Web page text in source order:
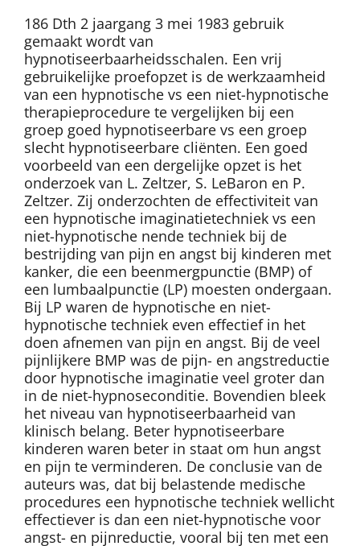
186 Dth 2 jaargang 3 mei 1983 gebruik
gemaakt wordt van
hypnotiseerbaarheidsschalen. Een vrij
gebruikelijke proefopzet is de werkzaamheid
van een hypnotische vs een niet-hypnotische
therapieprocedure te vergelijken bij een
groep goed hypnotiseerbare vs een groep
slecht hypnotiseerbare cliënten. Een goed
voorbeeld van een dergelijke opzet is het
onderzoek van L. Zeltzer, S. LeBaron en P.
Zeltzer. Zij onderzochten de effectiviteit van
een hypnotische imaginatietechniek vs een
niet-hypnotische nende techniek bij de
bestrijding van pijn en angst bij kinderen met
kanker, die een beenmergpunctie (BMP) of
een lumbaalpunctie (LP) moesten ondergaan.
Bij LP waren de hypnotische en niet-
hypnotische techniek even effectief in het
doen afnemen van pijn en angst. Bij de veel
pijnlijkere BMP was de pijn- en angstreductie
door hypnotische imaginatie veel groter dan
in de niet-hypnoseconditie. Bovendien bleek
het niveau van hypnotiseerbaarheid van
klinisch belang. Beter hypnotiseerbare
kinderen waren beter in staat om hun angst
en pijn te verminderen. De conclusie van de
auteurs was, dat bij belastende medische
procedures een hypnotische techniek wellicht
effectiever is dan een niet-hypnotische voor
angst- en pijnreductie, vooral bij ten met een